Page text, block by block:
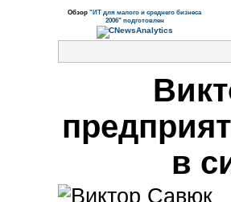
Обзор"ИТ для малого и среднего бизнеса
2006" подготовлен
в